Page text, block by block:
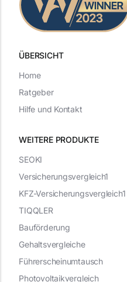
ÜBERSICHT
WEITERE PRODUKTE
SEOKI
Versicherungsvergleich1
KFZ-Versicherungsvergleich1
TIQQLER
Bauförderung
Gehaltsvergleiche
Führerscheinumtausch
Photovoltaikvergleich
Home
Ratgeber
Hilfe und Kontakt